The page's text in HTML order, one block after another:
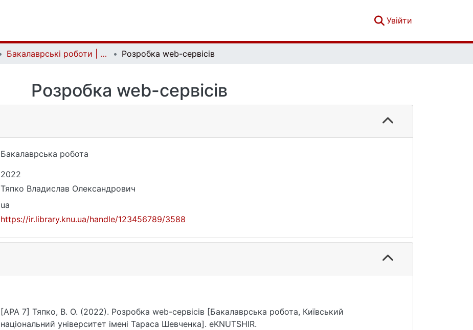
Увійти
Бакалаврські роботи | Bachelor theses Розробка web-сервісів
Розробка web-сервісів
Бакалаврська робота
2022
Тяпко Владислав Олександрович
ua
https://ir.library.knu.ua/handle/123456789/3588
[APA 7] Тяпко, В. О. (2022). Розробка web-сервісів [Бакалаврська робота, Київський
національний університет імені Тараса Шевченка]. eKNUTSHIR.